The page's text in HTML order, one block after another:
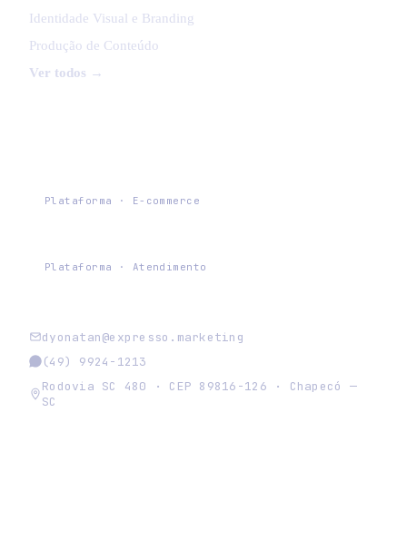
Identidade Visual e Branding
Produção de Conteúdo
Ver todos →
Plataforma · E-commerce
Plataforma · Atendimento
dyonatan@expresso.marketing
(49) 9924-1213
Rodovia SC 480 · CEP 89816-126 · Chapecó —
SC